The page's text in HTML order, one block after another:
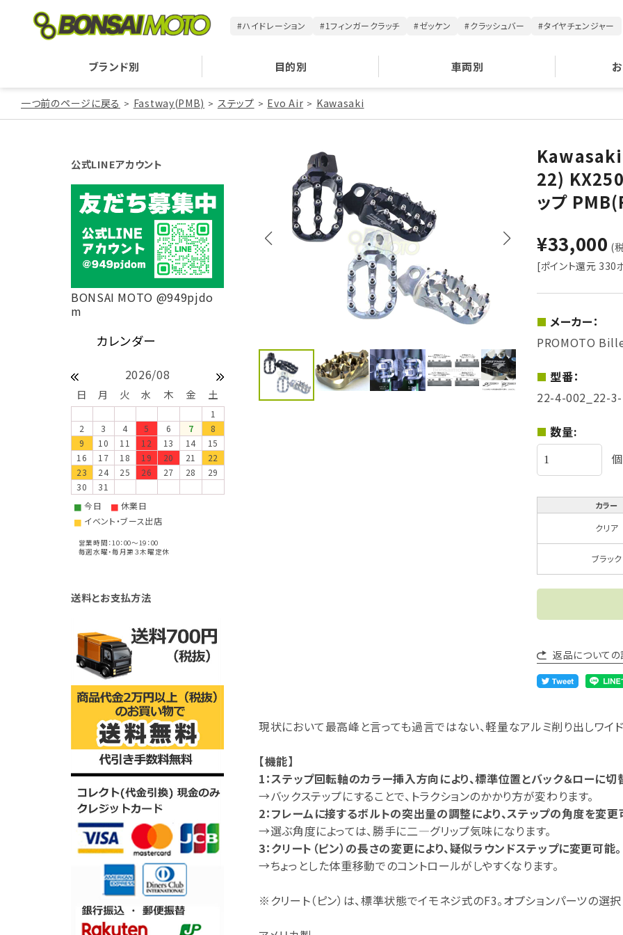
#ハイドレーション #1フィンガークラッチ #ゼッケン #クラッシュバー #タイヤチェンジャー
ブランド別 目的別 車両別
一つ前のページに戻る Fastway(PMB) ステップ Evo Air Kawasaki
22)
ップ
¥33,000 (
[ポイント還元 330
メーカー：
PROMOTO
型番：
22-4-002_22-
数量:
個
カラー
クリア
ブラック
返品について
現状において最高峰と言っても過言ではない、軽量なアルミ削り出しワイド
【機能】
1：ステップ回転軸のカラー挿入方向により、標準位置とバック＆ローに切
→バックステップにすることで、トラクションのかかり方が変わります。
2：フレームに接するボルトの突出量の調整により、ステップの角度を変更
→選ぶ角度によっては、勝手に二―グリップ気味になります。
3：クリート（ピン）の長さの変更により、疑似ラウンドステップに変更可能。
→ちょっとした体重移動でのコントロールがしやすくなります。
※クリート（ピン）は、標準状態でイモネジ式のF3。オプションパーツの選
公式LINEアカウント
BONSAI MOTO @949pjdo
m
2026/08
日 月 火 水 木 金 土
1
2
3 4 5 6 7
8
9
10 11 12 13 14
15
16
17 18 19 20 21
22
23
24 25 26 27 28
29
30
31
■ 今日 ■ 休業日
■ イベント・ブース出店
営業時間：10：00～19：00
毎週水曜・毎月第３木曜定休
送料とお支払方法